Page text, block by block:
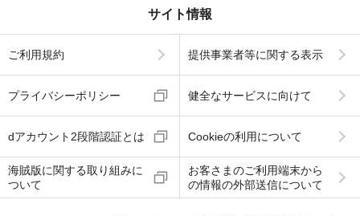
サイト情報
ご利用規約 提供事業者等に関する表示
プライバシーポリシー 健全なサービスに向けて
dアカウント2段階認証とは Cookieの利用について
海賊版に関する取り組みに
ついて
お客さまのご利用端末から
の情報の外部送信について